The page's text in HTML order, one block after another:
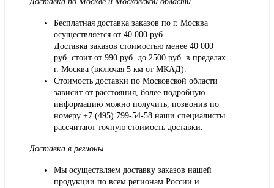
Бесплатная доставка заказов по г. Москва
осуществляется от 40 000 руб.
Доставка заказов стоимостью менее 40 000
руб. стоит от 990 руб. до 2500 руб. в пределах
г. Москва (включая 5 км от МКАД).
Стоимость доставки по Московской области
зависит от расстояния, более подробную
информацию можно получить, позвонив по
номеру +7 (495) 799-54-58 наши специалисты
рассчитают точную стоимость доставки.
Доставка в регионы
Мы осуществляем доставку заказов нашей
продукции по всем регионам России и